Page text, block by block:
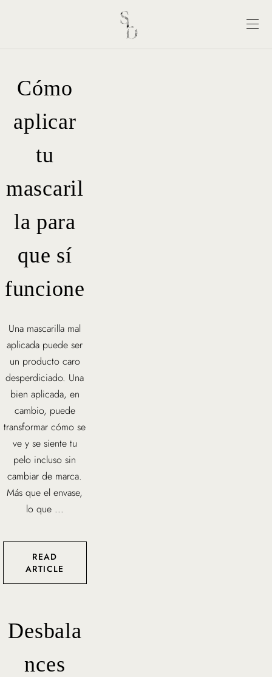
Cómo
aplicar
tu
mascaril
la para
que sí
funcione
Una mascarilla mal
aplicada puede ser
un producto caro
desperdiciado. Una
bien aplicada, en
cambio, puede
transformar cómo se
ve y se siente tu
pelo incluso sin
cambiar de marca.
Más que el envase,
lo que ...
READ
ARTICLE
Desbala
nces